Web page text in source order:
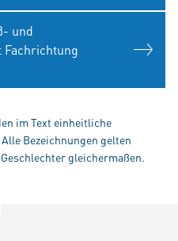
und
Fachrichtung
im Text einheitliche
Bezeichnungen gelten
gleichermaßen.